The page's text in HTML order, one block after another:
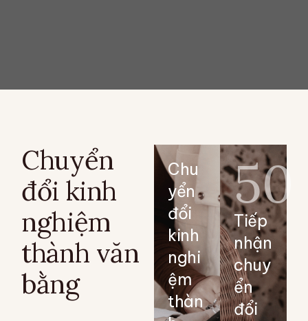
Chuyển
đổi kinh
nghiệm
thành văn
bằng
Chu
yển
đổi
kinh
nghi
ệm
thàn
50
Tiếp
nhận
chuy
ển
đổi